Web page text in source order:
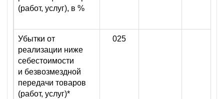
(работ, услуг), в %
Убытки от
реализации ниже
себестоимости
и безвозмездной
передачи товаров
(работ, услуг)*
025